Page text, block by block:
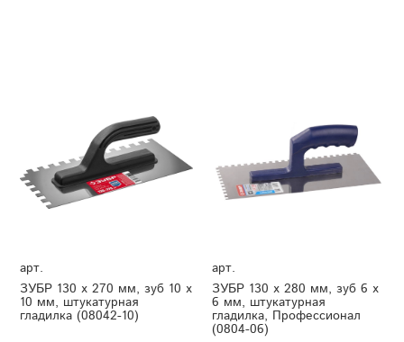
арт.
ЗУБР 130 х 270 мм, зуб 10 х
10 мм, штукатурная
гладилка (08042-10)
арт.
ЗУБР 130 х 280 мм, зуб 6 х
6 мм, штукатурная
гладилка, Профессионал
(0804-06)